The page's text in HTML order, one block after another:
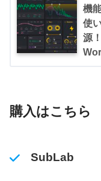
機
使
源
購入はこちら
SubLab